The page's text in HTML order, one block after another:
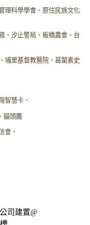
理科學學會、原住民族文化
、汐止警局、板橋農會、台
埔里基督教醫院、葛蘭素史
智慧卡、
貓頭鷹
會、
司建置@